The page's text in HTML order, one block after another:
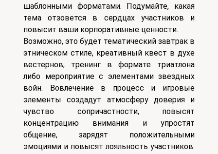
шаблонными форматами. Подумайте, какая
тема отзовется в сердцах участников и
повысит ваши корпоративные ценности.
Возможно, это будет тематический завтрак в
этническом стиле, креативный квест в духе
вестернов, тренинг в формате триатлона
либо мероприятие с элементами звездных
войн.
Вовлечение в процесс и игровые
элементы создадут атмосферу доверия и
чувство сопричастности, повысят
концентрацию внимания и упростят
общение, зарядят положительными
эмоциями и повысят лояльность участников.